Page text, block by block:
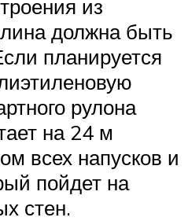
из
должна быть
планируется
рулона
на 24 м
всех напусков и
пойдет на
стен.